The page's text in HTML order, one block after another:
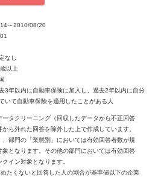
～2010/08/20
なし
以上
3年以内に自動車保険に加入し、過去2年以内に自分
いて自動車保険を適用したことがある人
タクリーニング（回収したデータから不正回答
ら外れた回答を除外した上で作成しています。
部門の「業態別」においては有効回答者数が規
となります。その他の部門においては有効回答
イン対象となります。
たくないと回答した人の割合が基準値以下の企業